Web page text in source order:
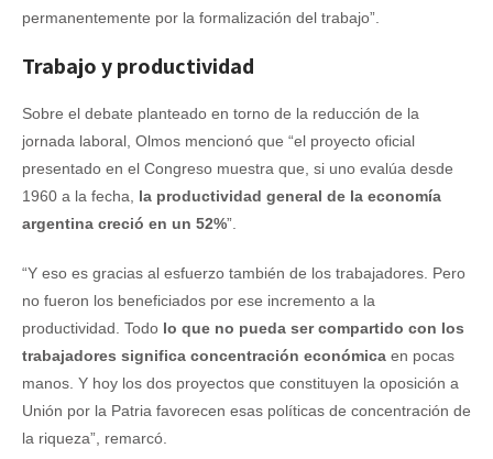
permanentemente por la formalización del trabajo”.
Trabajo y productividad
Sobre el debate planteado en torno de la reducción de la
jornada laboral, Olmos mencionó que “el proyecto oficial
presentado en el Congreso muestra que, si uno evalúa desde
1960 a la fecha,
la productividad general de la economía
argentina creció en un 52%”.
“Y eso es gracias al esfuerzo también de los trabajadores. Pero
no fueron los beneficiados por ese incremento a la
productividad. Todo lo que no pueda ser compartido con los
trabajadores significa concentración económica en pocas
manos. Y hoy los dos proyectos que constituyen la oposición a
Unión por la Patria favorecen esas políticas de concentración de
la riqueza”, remarcó.